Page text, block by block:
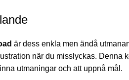
är dess enkla men ändå
när du misslyckas.
utmaningar och att uppnå mål.